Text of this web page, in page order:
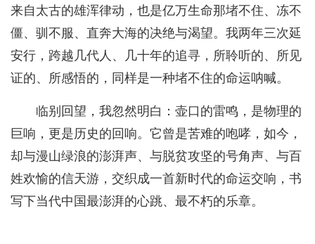
来自太古的雄浑律动，也是亿万生命那堵不住、冻不
僵、驯不服、直奔大海的决绝与渴望。我两年三次延
安行，跨越几代人、几十年的追寻，所聆听的、所见
证的、所感悟的，同样是一种堵不住的命运呐喊。
临别回望，我忽然明白：壶口的雷鸣，是物理的
巨响，更是历史的回响。它曾是苦难的咆哮，如今，
却与漫山绿浪的澎湃声、与脱贫攻坚的号角声、与百
姓欢愉的信天游，交织成一首新时代的命运交响，书
写下当代中国最澎湃的心跳、最不朽的乐章。